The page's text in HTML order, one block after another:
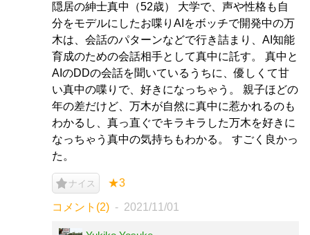
隠居の紳士真中（52歳） 大学で、声や性格も自
分をモデルにしたお喋りAIをボッチで開発中の万
木は、会話のパターンなどで行き詰まり、AI知能
育成のための会話相手として真中に託す。 真中と
AIのDDの会話を聞いているうちに、優しくて甘
い真中の喋りで、好きになっちゃう。 親子ほどの
年の差だけど、万木が自然に真中に惹かれるのも
わかるし、真っ直ぐでキラキラした万木を好きに
なっちゃう真中の気持ちもわかる。 すごく良かっ
た。
ナイス ★3
コメント(2) 2021/11/01